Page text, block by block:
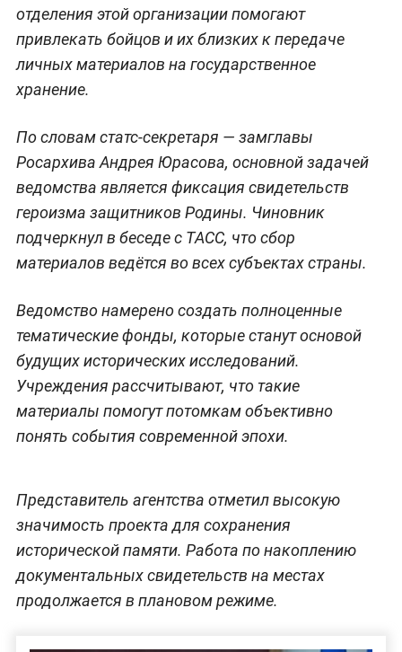
отделения этой организации помогают
привлекать бойцов и их близких к передаче
личных материалов на государственное
хранение.
По словам статс-секретаря — замглавы
Росархива Андрея Юрасова, основной задачей
ведомства является фиксация свидетельств
героизма защитников Родины. Чиновник
подчеркнул в беседе с ТАСС, что сбор
материалов ведётся во всех субъектах страны.
Ведомство намерено создать полноценные
тематические фонды, которые станут основой
будущих исторических исследований.
Учреждения рассчитывают, что такие
материалы помогут потомкам объективно
понять события современной эпохи.
Представитель агентства отметил высокую
значимость проекта для сохранения
исторической памяти. Работа по накоплению
документальных свидетельств на местах
продолжается в плановом режиме.